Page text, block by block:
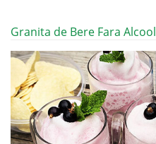
Granita de Bere Fara Alcool